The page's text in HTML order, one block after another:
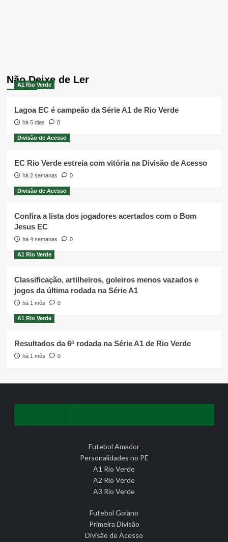
Não Deixe de Ler
A1 Rio Verde
Lagoa EC é campeão da Série A1 de Rio Verde
há 5 dias 0
Divisão de Acesso
EC Rio Verde estreia com vitória na Divisão de Acesso
há 2 semanas 0
Divisão de Acesso
Confira a lista dos jogadores acertados com o Bom
Jesus EC
há 4 semanas 0
A1 Rio Verde
Classificação, artilheiros, goleiros menos vazados e
jogos da última rodada na Série A1
há 1 mês 0
A1 Rio Verde
Resultados da 6ª rodada na Série A1 de Rio Verde
há 1 mês 0
Futebol Amador
Personalidades no PE
A1 Rio Verde
A2 Rio Verde
A3 Rio Verde
Futebol Goiano
Primeira Divisão
Divisão de Acesso